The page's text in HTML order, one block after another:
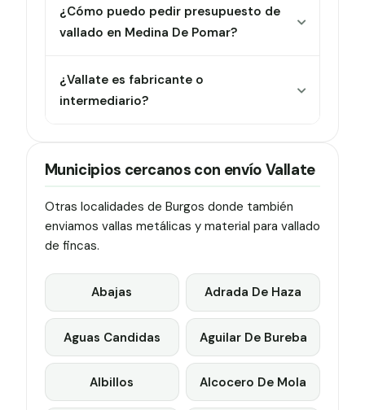
¿Cómo puedo pedir presupuesto de
vallado en Medina De Pomar?
¿Vallate es fabricante o
intermediario?
Municipios cercanos con envío Vallate
Otras localidades de Burgos donde también
enviamos vallas metálicas y material para vallado
de fincas.
Abajas Adrada De Haza
Aguas Candidas Aguilar De Bureba
Albillos Alcocero De Mola